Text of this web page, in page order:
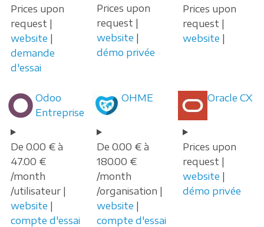
Prices upon
request |
website |
demande
d'essai
Prices upon
request |
website |
démo privée
Prices upon
request |
website |
Odoo
Entreprise
De 0.00 € à
47.00 €
/month
/utilisateur |
website |
compte d'essai
OHME
De 0.00 € à
180.00 €
/month
/organisation |
website |
compte d'essai
Oracle CX
Prices upon
request |
website |
démo privée